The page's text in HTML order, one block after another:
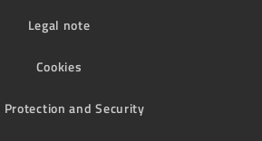
Legal note
Cookies
Protection and Security